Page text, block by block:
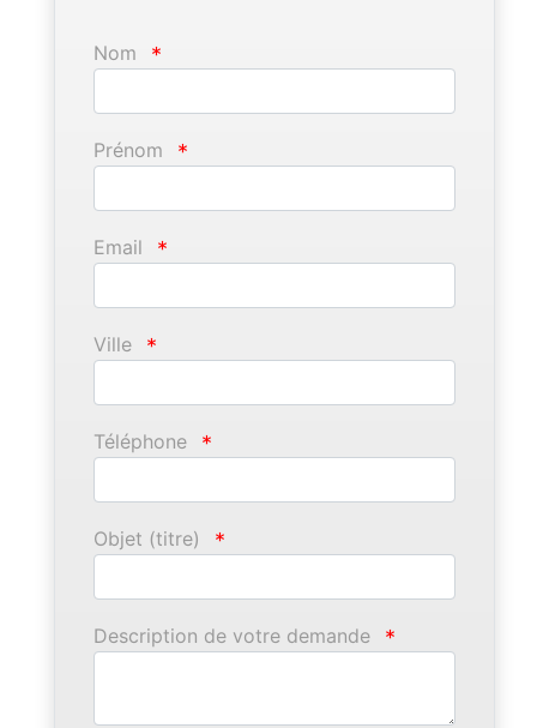
Nom *
Prénom *
Email *
Ville *
Téléphone *
Objet (titre) *
Description de votre demande *